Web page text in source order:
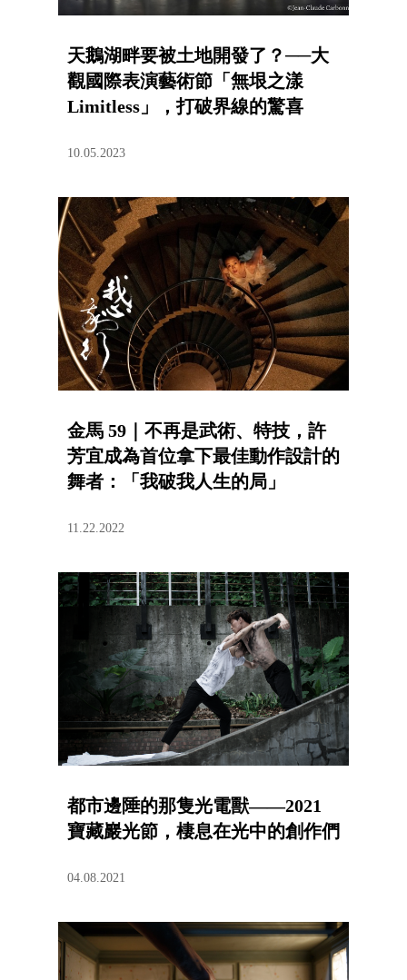
天鵝湖畔要被土地開發了？──大
觀國際表演藝術節「無垠之漾
Limitless」，打破界線的驚喜
10.05.2023
金馬 59｜不再是武術、特技，許
芳宜成為首位拿下最佳動作設計的
舞者：「我破我人生的局」
11.22.2022
都市邊陲的那隻光電獸——2021
寶藏巖光節，棲息在光中的創作們
04.08.2021